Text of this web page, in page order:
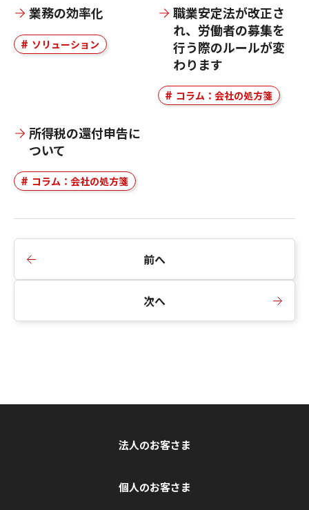
業務の効率化
ソリューション
職業安定法が改正さ
れ、労働者の募集を
行う際のルールが変
わります
コラム：会社の処方箋
所得税の還付申告に
ついて
コラム：会社の処方箋
前へ
次へ
法人のお客さま
個人のお客さま